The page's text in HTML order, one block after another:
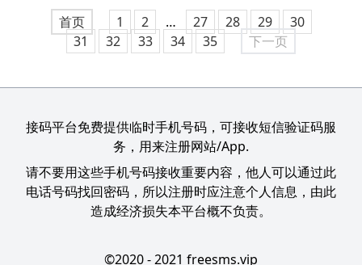
首页 1 2 … 27 28 29
30
31
32 33 34 35 下一页
接码平台免费提供临时手机号码，可接收短信验证码服
务，用来注册网站/App.
请不要用这些手机号码接收重要内容，他人可以通过此
电话号码找回密码，所以注册时应注意个人信息，由此
造成经济损失本平台概不负责。
©2020 - 2021 freesms.vip